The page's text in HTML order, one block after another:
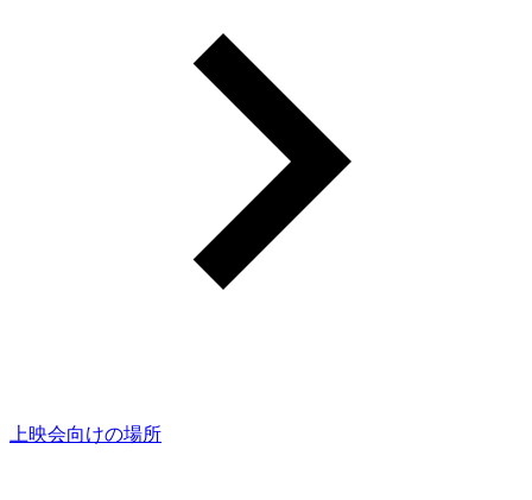
上映会向けの場所